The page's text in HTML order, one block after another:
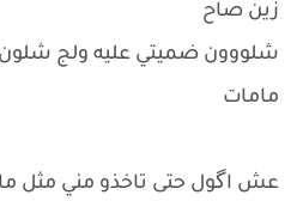
زين صاح
شلووون ضميتي عليه ولج
مامات
عش اگول حتى تاخذو مني مثل